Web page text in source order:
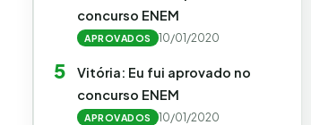
concurso ENEM
APROVADOS 10/01/2020
5
Vitória: Eu fui aprovado no
concurso ENEM
APROVADOS 10/01/2020